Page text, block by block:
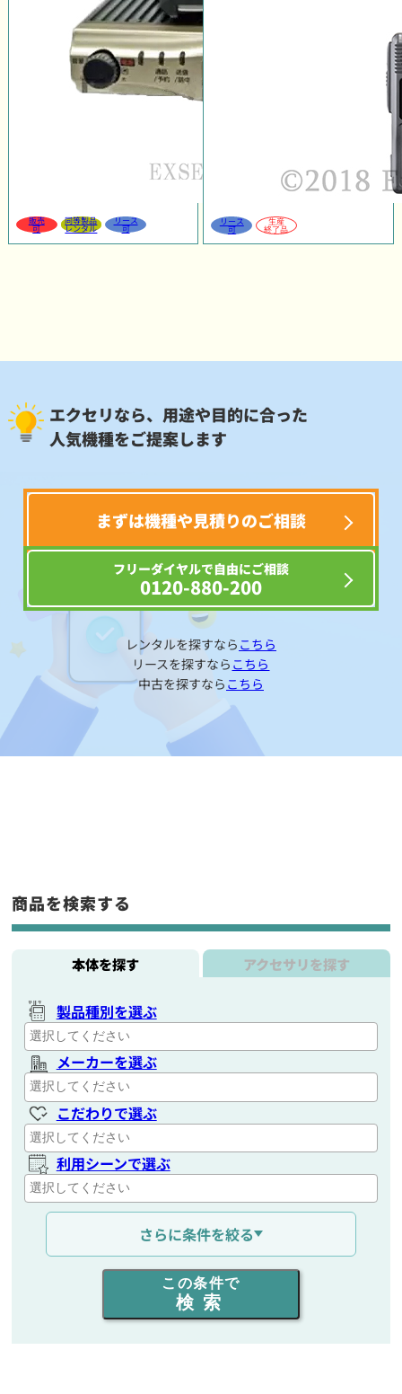
販売
可
同等製品
レンタル
リース
可
リース
可
生産
終了品
エクセリなら、用途や目的に合った
人気機種をご提案します
まずは機種や見積りのご相談
フリーダイヤルで自由にご相談
0120-880-200
レンタルを探すなら こちら
リースを探すなら こちら
中古を探すなら こちら
商品を検索する
本体を探す アクセサリを探す
製品種別を選ぶ
メーカーを選ぶ
こだわりで選ぶ
利用シーンで選ぶ
通信距離を選ぶ
出力を選ぶ
同時通話人数を選ぶ
さらに条件を絞る
この条件で
検索